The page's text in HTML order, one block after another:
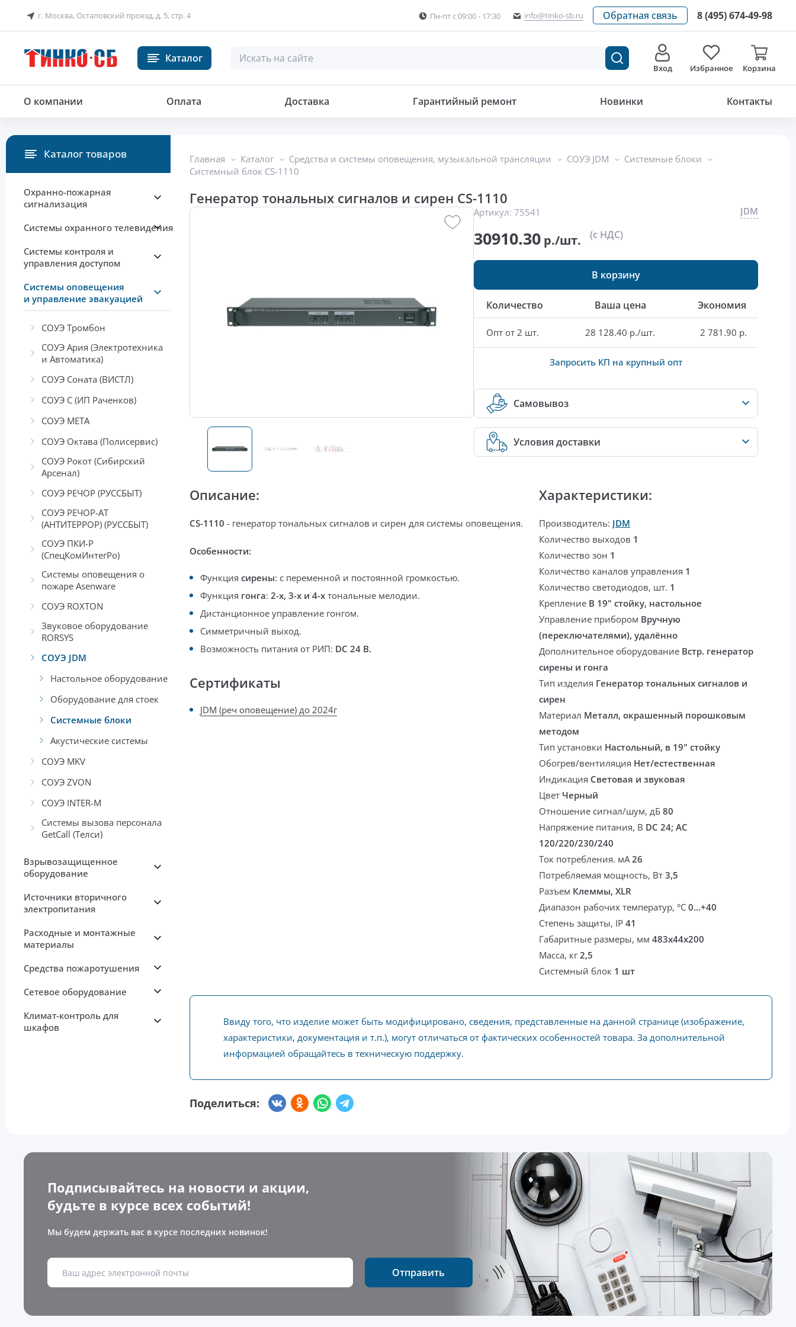
г. Москва, Остаповский проезд, д. 5, стр. 4 Пн-пт с 09:00 - 17:30 info@tinko-sb.ru Обратная связь 8 (495) 674-49-98
Каталог
Вход Избранное Корзина
О компании Оплата Доставка Гарантийный ремонт Новинки Контакты
Главная Каталог Средства и системы оповещения, музыкальной трансляции СОУЭ JDM
Системные блоки
Системный блок CS-1110
Генератор тональных сигналов и сирен CS-1110
Артикул: 75541 JDM
30910.30 р./шт. (с НДС)
В корзину
Количество Ваша цена Экономия
Опт от 2 шт. 28 128.40 р./шт. 2 781.90 р.
Запросить КП на крупный опт
Самовывоз
Условия доставки
Характеристики:
Производитель: JDM
Количество выходов 1
Количество зон 1
Количество каналов управления 1
Количество светодиодов, шт. 1
Крепление В 19" стойку, настольное
Управление прибором Вручную
(переключателями), удалённо
Дополнительное оборудование Встр. генератор
сирены и гонга
Тип изделия Генератор тональных сигналов и
сирен
Материал Металл, окрашенный порошковым
методом
Тип установки Настольный, в 19" стойку
Обогрев/вентиляция Нет/естественная
Индикация Световая и звуковая
Цвет Черный
Отношение сигнал/шум, дБ80
Напряжение питания, В DC 24; AC
120/220/230/240
Ток потребления. мА26
Потребляемая мощность, Вт3,5
Разъем Клеммы, XLR
Диапазон рабочих температур, °С0...+40
Степень защиты, IP41
Габаритные размеры, мм483х44х200
Масса, кг2,5
Системный блок 1 шт
Описание:
CS-1110 - генератор тональных сигналов и сирен для системы оповещения.
Особенности:
Функция сирены: с переменной и постоянной громкостью.
Функция гонга: 2-х, 3-х и 4-х тональные мелодии.
Дистанционное управление гонгом.
Симметричный выход.
Возможность питания от РИП: DC 24 В.
Сертификаты
JDM (реч оповещение) до 2024г
Ввиду того, что изделие может быть модифицировано, сведения, представленные на данной странице (изображение,
характеристики, документация и т.п.), могут отличаться от фактических особенностей товара. За дополнительной
информацией обращайтесь в техническую поддержку.
Поделиться:
Каталог товаров
Охранно-пожарная
сигнализация
Системы охранного телевидения
Системы контроля и
управления доступом
Системы оповещения
и управление эвакуацией
СОУЭ Тромбон
СОУЭ Ария (Электротехника
и Автоматика)
СОУЭ Соната (ВИСТЛ)
СОУЭ С (ИП Раченков)
СОУЭ МЕТА
СОУЭ Октава (Полисервис)
СОУЭ Рокот (Сибирский
Арсенал)
СОУЭ РЕЧОР (РУССБЫТ)
СОУЭ РЕЧОР-АТ
(АНТИТЕРРОР) (РУССБЫТ)
СОУЭ ПКИ-Р
(СпецКомИнтегРо)
Системы оповещения о
пожаре Asenware
СОУЭ ROXTON
Звуковое оборудование
RORSYS
СОУЭ JDM
Настольное оборудование
Оборудование для стоек
Системные блоки
Акустические системы
СОУЭ MKV
СОУЭ ZVON
СОУЭ INTER-М
Системы вызова персонала
GetCall (Телси)
Взрывозащищенное
оборудование
Источники вторичного
электропитания
Расходные и монтажные
материалы
Средства пожаротушения
Сетевое оборудование
Климат-контроль для
шкафов
30 910.30р./шт.
Подписывайтесь на новости и акции,
будьте в курсе всех событий!
Мы будем держать вас в курсе последних новинок!
Отправить